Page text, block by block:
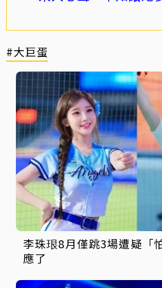
#大巨蛋
李珠珢8月僅跳3場遭疑「
應了